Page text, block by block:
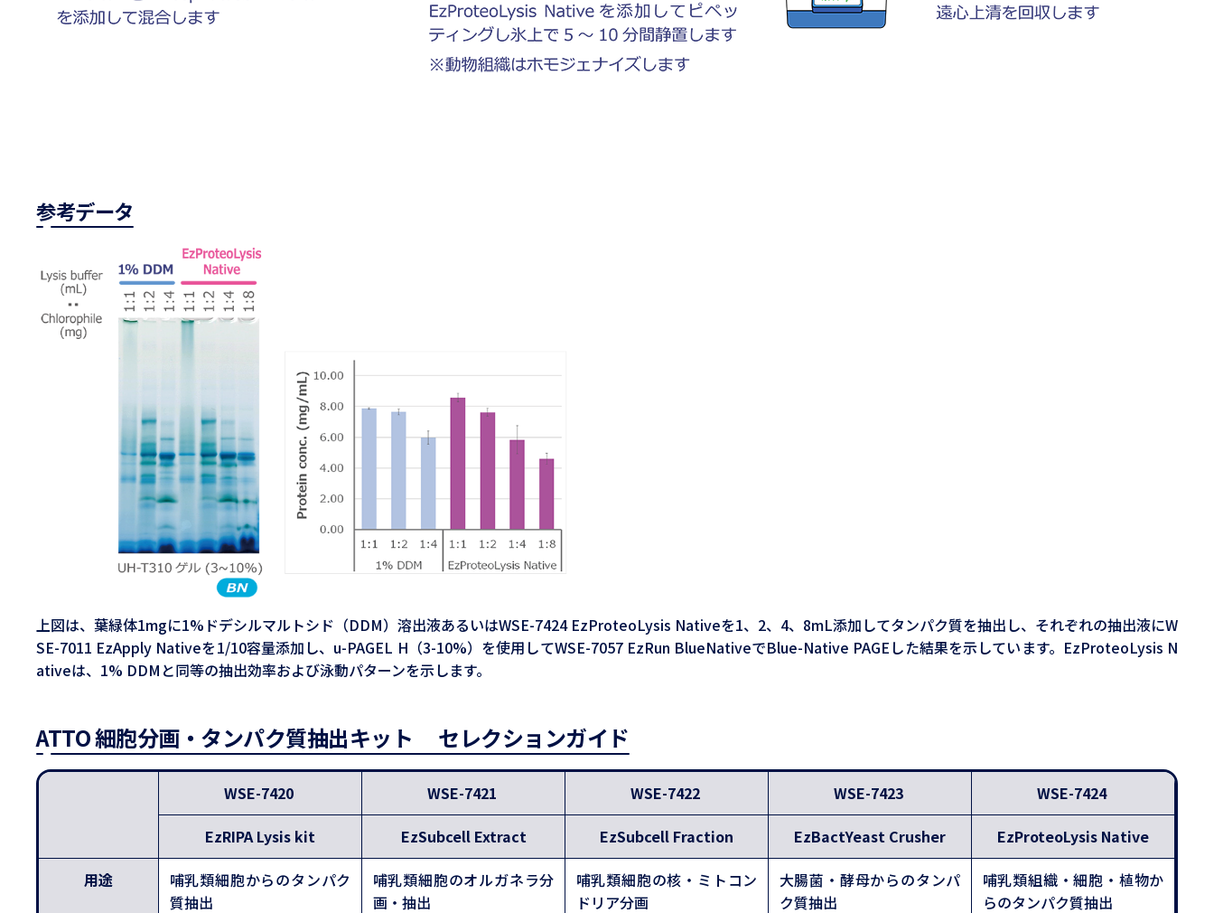
参考データ
上図は、葉緑体1mgに1%ドデシルマルトシド（DDM）溶出液あるいはWSE-7424 EzProteoLysis Nativeを1、2、4、8mL添加してタンパク質を抽出し、それぞれの抽出液にW
SE-7011 EzApply Nativeを1/10容量添加し、u-PAGEL H（3-10%）を使用してWSE-7057 EzRun BlueNativeでBlue-Native PAGEした結果を示しています。EzProteoLysis N
ativeは、1% DDMと同等の抽出効率および泳動パターンを示します。
ATTO 細胞分画・タンパク質抽出キット セレクションガイド
WSE-7420 WSE-7421 WSE-7422 WSE-7423
WSE-7424
EzRIPA Lysis kit
EzSubcell Extract EzSubcell Fraction EzBactYeast Crusher
EzProteoLysis Native
用途
哺乳類細胞からのタンパク
質抽出
哺乳類細胞のオルガネラ分
画・抽出
哺乳類細胞の核・ミトコン
ドリア分画
大腸菌・酵母からのタンパ
ク質抽出
哺乳類組織・細胞・植物か
らのタンパク質抽出